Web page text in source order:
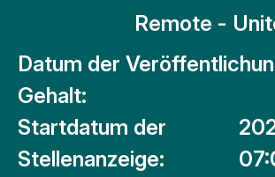
Remote -
Datum der
Gehalt:
Startdatum der
Stellenanzeige: